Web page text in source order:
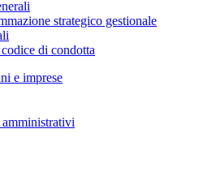
strategico gestionale
di condotta
e imprese